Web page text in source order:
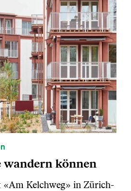
wandern können
«Am Kelchweg» in Zürich-